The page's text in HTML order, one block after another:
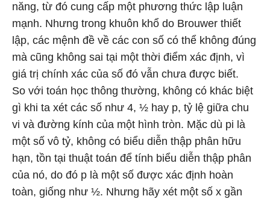
năng, từ đó cung cấp một phương thức lập luận
mạnh. Nhưng trong khuôn khổ do Brouwer thiết
lập, các mệnh đề về các con số có thể không đúng
mà cũng không sai tại một thời điểm xác định, vì
giá trị chính xác của số đó vẫn chưa được biết.
So với toán học thông thường, không có khác biệt
gì khi ta xét các số như 4, ½ hay p, tỷ lệ giữa chu
vi và đường kính của một hình tròn. Mặc dù pi là
một số vô tỷ, không có biểu diễn thập phân hữu
hạn, tồn tại thuật toán để tính biểu diễn thập phân
của nó, do đó p là một số được xác định hoàn
toàn, giống như ½. Nhưng hãy xét một số x gần